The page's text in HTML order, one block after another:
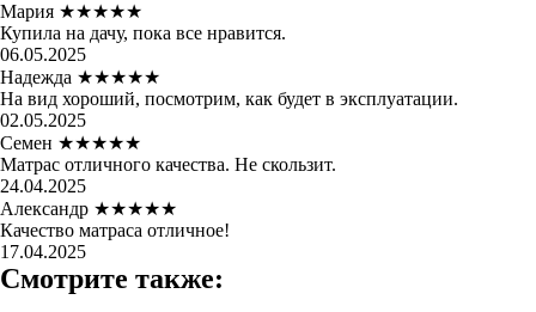
Мария ★★★★★
Купила на дачу, пока все нравится.
06.05.2025
Надежда ★★★★★
На вид хороший, посмотрим, как будет в эксплуатации.
02.05.2025
Семен ★★★★★
Матрас отличного качества. Не скользит.
24.04.2025
Александр ★★★★★
Качество матраса отличное!
17.04.2025
Смотрите также: